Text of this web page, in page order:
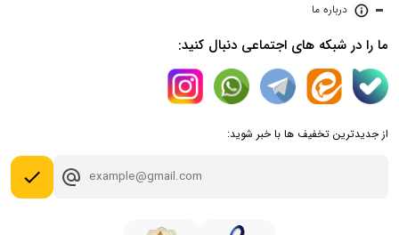
درباره ما
ما را در شبکه های اجتماعی دنبال کنید:
از جدیدترین تخفیف ها با خبر شوید:
done